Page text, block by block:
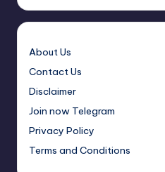
About Us
Contact Us
Disclaimer
Join now Telegram
Privacy Policy
Terms and Conditions